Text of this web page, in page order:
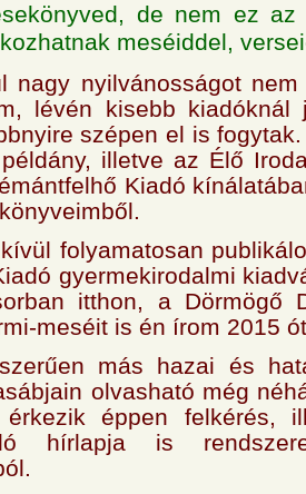
de nem ez az
meséiddel,
nagy nyilvánosságot
lévén kisebb kiadóknál
szépen el is
illetve az Élő
Kiadó
folyamatosan
gyermekirodalmi
itthon, a Dörmögő
meséit is én írom 2015
más hazai és
olvasható még
érkezik éppen felkérés,
hírlapja is